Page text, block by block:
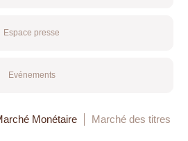
Espace presse
Evénements
Monétaire Marché des titres